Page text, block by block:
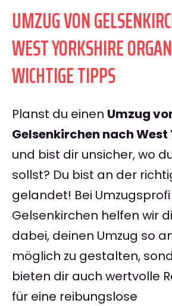
UMZUG VON
WEST YORKSHIRE
WICHTIGE TIPPS
Planst du einen Umzug
Gelsenkirchen nach West
und bist dir unsicher, wo
sollst? Du bist an der
gelandet! Bei
Gelsenkirchen helfen wir
dabei, deinen Umzug so
möglich zu gestalten,
bieten dir auch wertvolle
für eine reibungslose